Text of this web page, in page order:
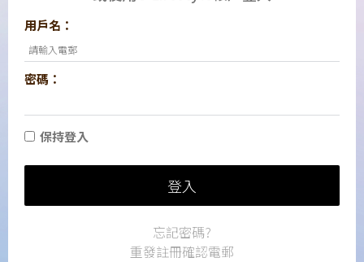
用戶名：
密碼：
保持登入
登入
忘記密碼?
重發註冊確認電郵